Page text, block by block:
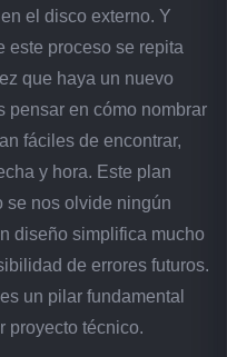
el disco externo. Y
este proceso se repita
que haya un nuevo
pensar en cómo nombrar
fáciles de encontrar,
y hora. Este plan
se nos olvide ningún
diseño simplifica mucho
de errores futuros.
un pilar fundamental
proyecto técnico.